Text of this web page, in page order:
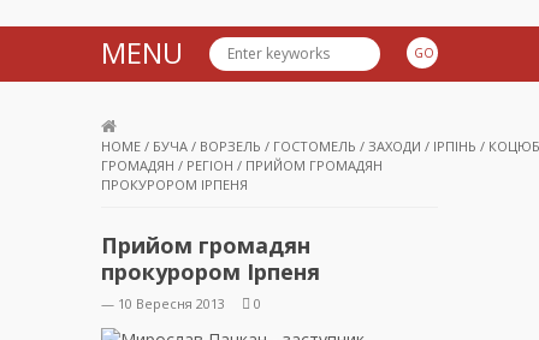
MENU
HOME / БУЧА / ВОРЗЕЛЬ / ГОСТОМЕЛЬ / ЗАХОДИ / ІРПІНЬ /
ГРОМАДЯН / РЕГІОН / ПРИЙОМ ГРОМАДЯН
ПРОКУРОРОМ ІРПЕНЯ
Прийом громадян
прокурором Ірпеня
— 10 Вересня 2013 0